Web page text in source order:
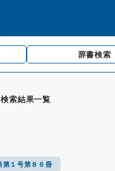
辞書検索
検索結果一覧
第１号第８６冊